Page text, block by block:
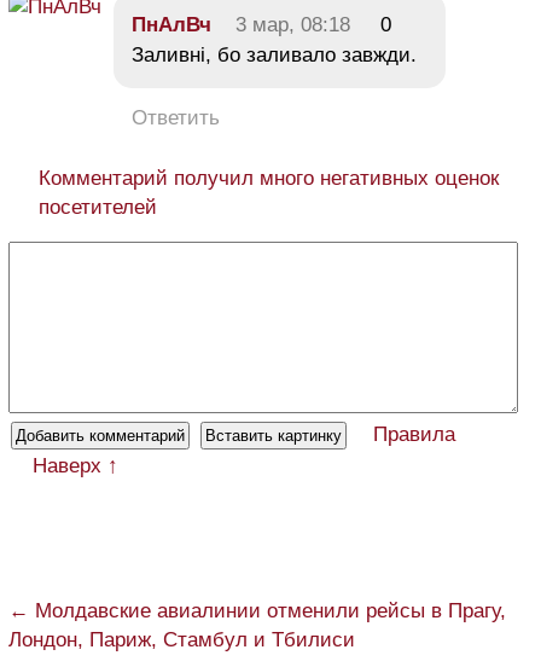
ПнАлВч 3 мар, 08:18
0
Заливні, бо заливало завжди.
Ответить
Комментарий получил много негативных оценок
посетителей
Правила
Наверх ↑
← Молдавские авиалинии отменили рейсы в Прагу,
Лондон, Париж, Стамбул и Тбилиси